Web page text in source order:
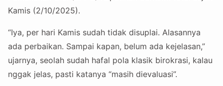
Kamis (2/10/2025).
“Iya, per hari Kamis sudah tidak disuplai. Alasannya
ada perbaikan. Sampai kapan, belum ada kejelasan,”
ujarnya, seolah sudah hafal pola klasik birokrasi, kalau
nggak jelas, pasti katanya “masih dievaluasi”.